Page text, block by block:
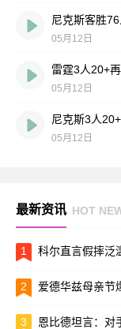
05月12日
05月12日
05月12日
最新资讯 HOT
1 科尔直言假摔泛
2 爱德华兹母亲节
3 恩比德坦言：对